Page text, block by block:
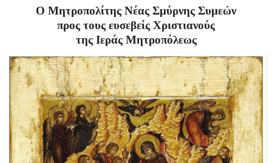
Ο Μη­τρο­πο­λί­της Νέ­ας Σμύρ­νης Συ­με­ών
προς τους ευ­σε­βείς Χρι­στια­νούς
της Ι­ε­ράς Μη­τρο­πό­λε­ως